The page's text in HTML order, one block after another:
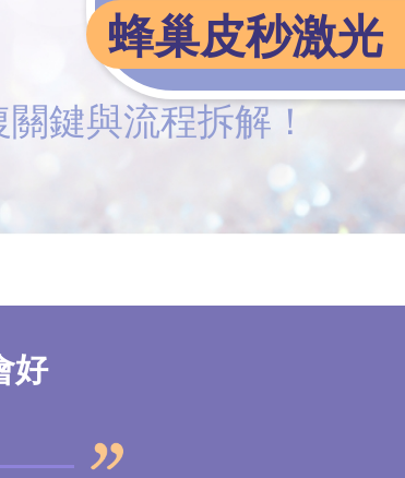
蜂巢皮秒激光
鍵與流程拆解！
好